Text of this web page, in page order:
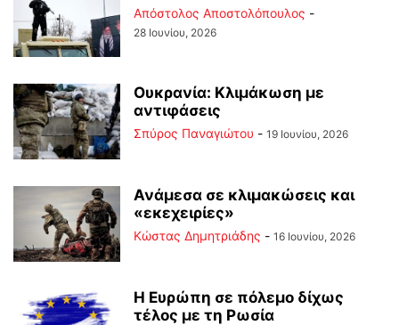
Απόστολος Αποστολόπουλος -
28 Ιουνίου, 2026
Ουκρανία: Κλιμάκωση με
αντιφάσεις
Σπύρος Παναγιώτου - 19 Ιουνίου, 2026
Ανάμεσα σε κλιμακώσεις και
«εκεχειρίες»
Kώστας Δημητριάδης - 16 Ιουνίου, 2026
Η Ευρώπη σε πόλεμο δίχως
τέλος με τη Ρωσία